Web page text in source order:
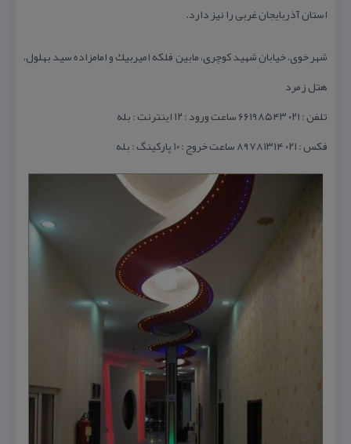
استان آذربایجان غربی را نیز دارد.
شهر خوی، خیابان شهید كوچری، مابین فلكه امیربیك و امامزاده سید بهلول،
هتل زمرد
تلفن : ۰۲۱ ۶۶۱۹۸۵۴۳ ساعت ورود : ۱۲ اینترنت : بله
فكس : ۰۲۱ ۸۹۷۸۱۳۱۴ ساعت خروج : ۱۰ پاركینگ : بله